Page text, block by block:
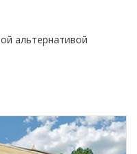
альтернативой